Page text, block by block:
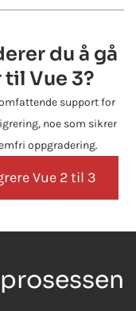
du å gå
til Vue 3?
support for
noe som sikrer
oppgradering.
Vue 2 til 3